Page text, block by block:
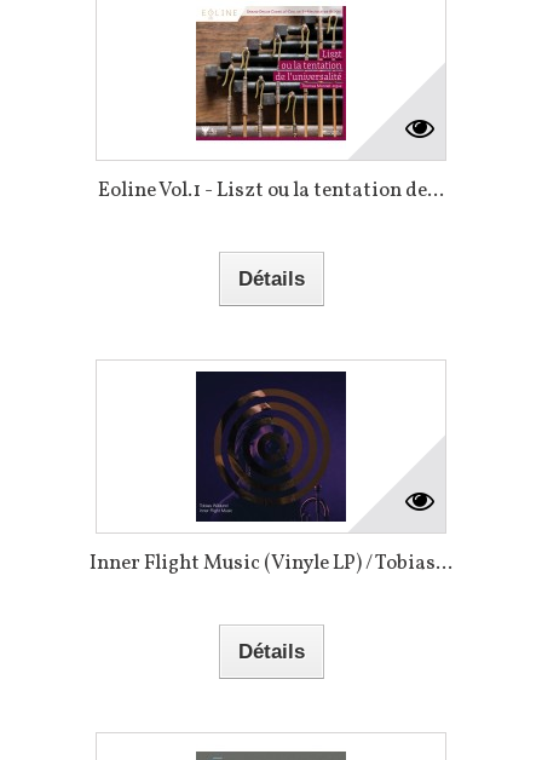
Eoline Vol.1 - Liszt ou la tentation de...
Détails
Inner Flight Music (Vinyle LP) / Tobias...
Détails